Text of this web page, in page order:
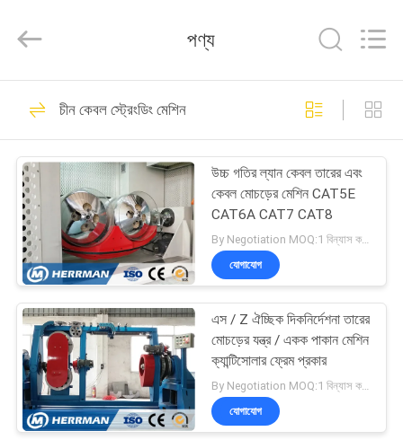
পণ্য
আমাদের
সম্পর্কে
কারখানা
ভ্রমণ
মান
নিয়ন্ত্রণ
Rights
Reserved.
ECER
ওয়্যার কেবেল মেশিন
109
কেবল স্ট্রেংডিং মেশিন
146
পণ্য
চীন কেবল স্ট্রেংডিং মেশিন
উচ্চ গতির ল্যান কেবল তারের এবং
কেবল মোচড়ের মেশিন CAT5E
CAT6A CAT7 CAT8
By Negotiation MOQ:1 বিন্যাস করুন
যোগাযোগ
এস / Z ঐচ্ছিক দিকনির্দেশনা তারের
মোচড়ের যন্ত্র / একক পাকান মেশিন
ক্যান্টিসোলার ফ্রেম প্রকার
যোগাযোগ